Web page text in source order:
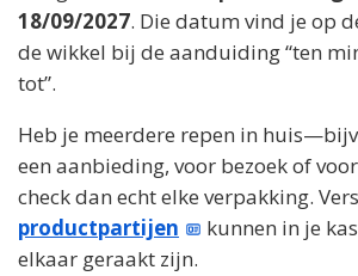
18/09/2027. Die datum vind je op
de wikkel bij de aanduiding “ten
tot”.
Heb je meerdere repen in
een aanbieding, voor bezoek of
check dan echt elke verpakking.
productpartijen
kunnen in je
elkaar geraakt zijn.